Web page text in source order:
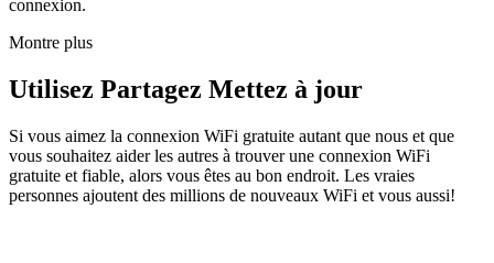
connexion.
Montre plus
Utilisez Partagez Mettez à jour
Si vous aimez la connexion WiFi gratuite autant que nous et que
vous souhaitez aider les autres à trouver une connexion WiFi
gratuite et fiable, alors vous êtes au bon endroit. Les vraies
personnes ajoutent des millions de nouveaux WiFi et vous aussi!